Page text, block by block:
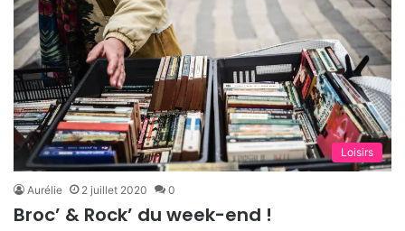
Loisirs
Aurélie 2 juillet 2020 0
Broc’ & Rock’ du week-end !